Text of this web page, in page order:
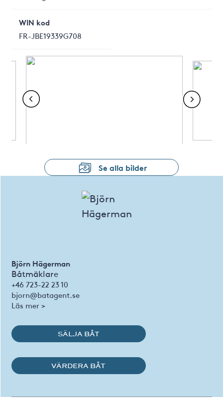
WIN kod
FR-JBE19339G708
Se alla bilder
Björn Hägerman
Båtmäklare
+46 723-22 23 10
bjorn@batagent.se
Läs mer >
SÄLJA BÅT
VÄRDERA BÅT